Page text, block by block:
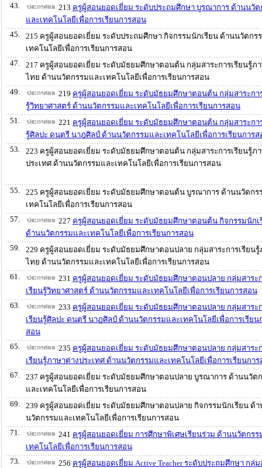
43.
213 ครูผู้สอนยอดเยี่ยม ระดับประถมศึกษา บูรณาการ ด้านนวัต
และเทคโนโลยีเพื่อการเรียนการสอน
45.
215 ครูผู้สอนยอดเยี่ยม ระดับประถมศึกษา กิจกรรมนักเรียน ด้านนวัตกร
เทคโนโลยีเพื่อการเรียนการสอน
47.
217 ครูผู้สอนยอดเยี่ยม ระดับมัธยมศึกษาตอนต้น กลุ่มสาระการเรียนรู้ภ
ไทย ด้านนวัตกรรมและเทคโนโลยีเพื่อการเรียนการสอน
49.
219 ครูผู้สอนยอดเยี่ยม ระดับมัธยมศึกษาตอนต้น กลุ่มสาระกา
รู้วิทยาศาสตร์ ด้านนวัตกรรมและเทคโนโลยีเพื่อการเรียนการสอน
51.
221 ครูผู้สอนยอดเยี่ยม ระดับมัธยมศึกษาตอนต้น กลุ่มสาระกา
รู้ศิลปะ ดนตรี นาฎศิลป์ ด้านนวัตกรรมและเทคโนโลยีเพื่อการเรียนการส
53.
223 ครูผู้สอนยอดเยี่ยม ระดับมัธยมศึกษาตอนต้น กลุ่มสาระการเรียนรู้ภ
ประเทศ ด้านนวัตกรรมและเทคโนโลยีเพื่อการเรียนการสอน
55.
225 ครูผู้สอนยอดเยี่ยม ระดับมัธยมศึกษาตอนต้น บูรณาการ ด้านนวัตกร
เทคโนโลยีเพื่อการเรียนการสอน
57.
227 ครูผู้สอนยอดเยี่ยม ระดับมัธยมศึกษาตอนต้น กิจกรรมนักเ
ด้านนวัตกรรมและเทคโนโลยีเพื่อการเรียนการสอน
59.
229 ครูผู้สอนยอดเยี่ยม ระดับมัธยมศึกษาตอนปลาย กลุ่มสาระการเรียนรู้
ไทย ด้านนวัตกรรมและเทคโนโลยีเพื่อการเรียนการสอน
61.
231 ครูผู้สอนยอดเยี่ยม ระดับมัธยมศึกษาตอนปลาย กลุ่มสาระ
เรียนรู้วิทยาศาสตร์ ด้านนวัตกรรมและเทคโนโลยีเพื่อการเรียนการสอน
63.
233 ครูผู้สอนยอดเยี่ยม ระดับมัธยมศึกษาตอนปลาย กลุ่มสาระ
เรียนรู้ศิลปะ ดนตรี นาฏศิลป์ ด้านนวัตกรรมและเทคโนโลยีเพื่อการเรียน
สอน
65.
235 ครูผู้สอนยอดเยี่ยม ระดับมัธยมศึกษาตอนปลาย กลุ่มสาระ
เรียนรู้ภาษาต่างประเทศ ด้านนวัตกรรมและเทคโนโลยีเพื่อการเรียนกา
67.
237 ครูผู้สอนยอดเยี่ยม ระดับมัธยมศึกษาตอนปลาย บูรณาการ ด้านนวัต
และเทคโนโลยีเพื่อการเรียนการสอน
69.
239 ครูผู้สอนยอดเยี่ยม ระดับมัธยมศึกษาตอนปลาย กิจกรรมนักเรียน ด้า
นวัตกรรมและเทคโนโลยีเพื่อการเรียนการสอน
71.
241 ครูผู้สอนยอดเยี่ยม การศึกษาพิเศษเรียนร่วม ด้านนวัตกรร
เทคโนโลยีเพื่อการเรียนการสอน
73.
256 ครูผู้สอนยอดเยี่ยม Active Teacher ระดับประถมศึกษา กลุ่ม